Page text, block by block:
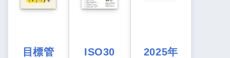
目標管
ISO30
2025年